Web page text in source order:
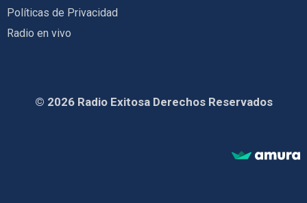
Políticas de Privacidad
Radio en vivo
© 2026 Radio Exitosa Derechos Reservados